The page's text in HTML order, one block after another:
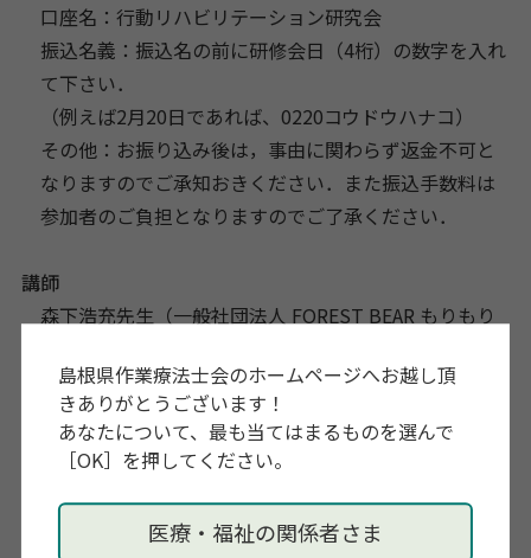
島根県作業療法士会のホームページへお越し頂
きありがとうございます！
あなたについて、最も当てはまるものを選んで
［OK］を押してください。
医療・福祉の関係者さま
口座名：行動リハビリテーション研究会
振込名義：振込名の前に研修会日（4桁）の数字を入れ
て下さい．
（例えば2月20日であれば、0220コウドウハナコ）
その他：お振り込み後は，事由に関わらず返金不可と
なりますのでご承知おきください．また振込手数料は
参加者のご負担となりますのでご了承ください．
講師
森下浩充先生（一般社団法人 FOREST BEAR もりもり
お申し込み
「障害児通所支援の起業について」と件名に入れ，
属，③職種，④当研究会の会員・非会員， ⑤パソコ
ン用メールアドレスを記載して下さい．ご入金確認後